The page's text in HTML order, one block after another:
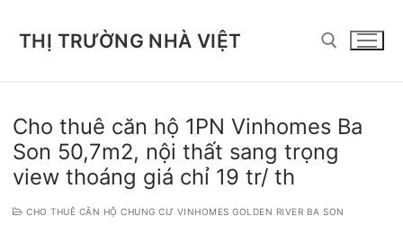
THỊ TRƯỜNG NHÀ VIỆT
Cho thuê căn hộ 1PN Vinhomes Ba
Son 50,7m2, nội thất sang trọng
view thoáng giá chỉ 19 tr/ th
CHO THUÊ CĂN HỘ CHUNG CƯ VINHOMES GOLDEN RIVER BA SON